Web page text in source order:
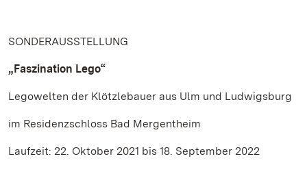
SONDERAUSSTELLUNG
„Faszination Lego“
Legowelten der Klötzlebauer aus Ulm und Ludwigsburg
im Residenzschloss Bad Mergentheim
Laufzeit: 22. Oktober 2021 bis 18. September 2022